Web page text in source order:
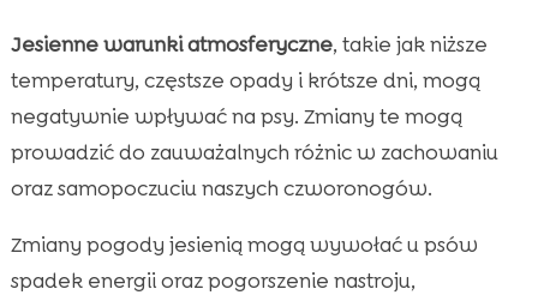
Jesienne warunki atmosferyczne, takie jak niższe
temperatury, częstsze opady i krótsze dni, mogą
negatywnie wpływać na psy. Zmiany te mogą
prowadzić do zauważalnych różnic w zachowaniu
oraz samopoczuciu naszych czworonogów.
Zmiany pogody jesienią mogą wywołać u psów
spadek energii oraz pogorszenie nastroju,